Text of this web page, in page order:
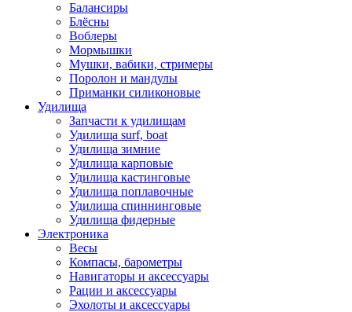
Балансиры
Блёсны
Воблеры
Мормышки
Мушки, вабики, стримеры
Поролон и мандулы
Приманки силиконовые
Удилища
Запчасти к удилищам
Удилища surf, boat
Удилища зимние
Удилища карповые
Удилища кастинговые
Удилища поплавочные
Удилища спиннинговые
Удилища фидерные
Электроника
Весы
Компасы, барометры
Навигаторы и аксессуары
Рации и аксессуары
Эхолоты и аксессуары